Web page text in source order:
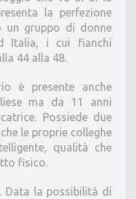
la perfezione
un gruppo di donne
Italia, i cui fianchi
44 alla 48.
è presente anche
ma da 11 anni
Possiede due
le proprie colleghe
qualità che
fisico.
Data la possibilità di